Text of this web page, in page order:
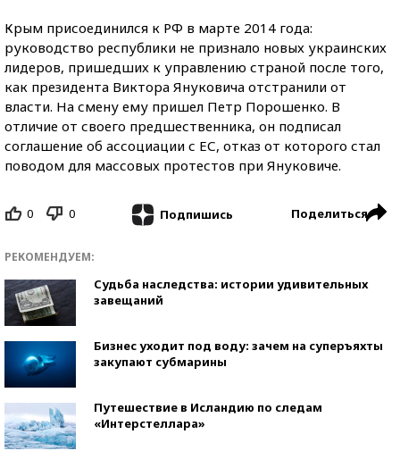
Крым присоединился к РФ в марте 2014 года:
руководство республики не признало новых украинских
лидеров, пришедших к управлению страной после того,
как президента Виктора Януковича отстранили от
власти. На смену ему пришел Петр Порошенко. В
отличие от своего предшественника, он подписал
соглашение об ассоциации с ЕС, отказ от которого стал
поводом для массовых протестов при Януковиче.
0 0 Подпишись Поделиться
РЕКОМЕНДУЕМ:
Судьба наследства: истории удивительных
завещаний
Бизнес уходит под воду: зачем на суперъяхты
закупают субмарины
Путешествие в Исландию по следам
«Интерстеллара»